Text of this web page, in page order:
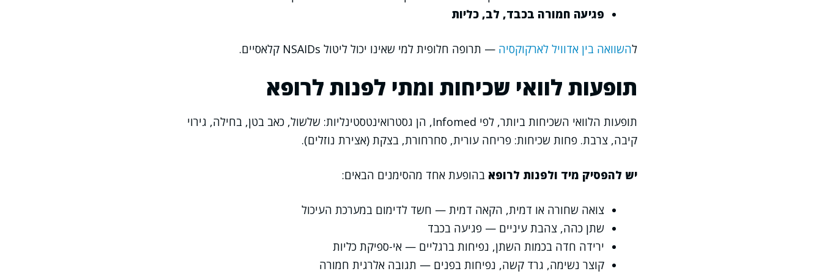
פגיעה חמורה בכבד, לב, כליות
להשוואה בין אדוויל לארקוקסיה — תרופה חלופית למי שאינו יכול ליטול NSAIDs קלאסיים.
תופעות לוואי שכיחות ומתי לפנות לרופא
תופעות הלוואי השכיחות ביותר, לפי Infomed, הן גסטרואינטסטינליות: שלשול, כאב בטן, בחילה, גירוי
קיבה, צרבת. פחות שכיחות: פריחה עורית, סחרחורת, בצקת (אצירת נוזלים).
יש להפסיק מיד ולפנות לרופא בהופעת אחד מהסימנים הבאים:
צואה שחורה או דמית, הקאה דמית — חשד לדימום במערכת העיכול
שתן כהה, צהבת עיניים — פגיעה בכבד
ירידה חדה בכמות השתן, נפיחות ברגליים — אי-ספיקת כליות
קוצר נשימה, גרד קשה, נפיחות בפנים — תגובה אלרגית חמורה